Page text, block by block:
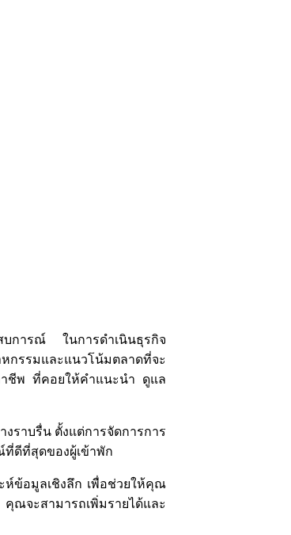
บการณ์ ในการดำเนินธุรกิจ
กรรมและแนวโน้มตลาดที่จะ
าชีพ ที่คอยให้คำแนะนำ ดูแล
ราบรื่น ตั้งแต่การจัดการการ
ที่ดีที่สุดของผู้เข้าพัก
ห์ข้อมูลเชิงลึก เพื่อช่วยให้คุณ
ณจะสามารถเพิ่มรายได้และ